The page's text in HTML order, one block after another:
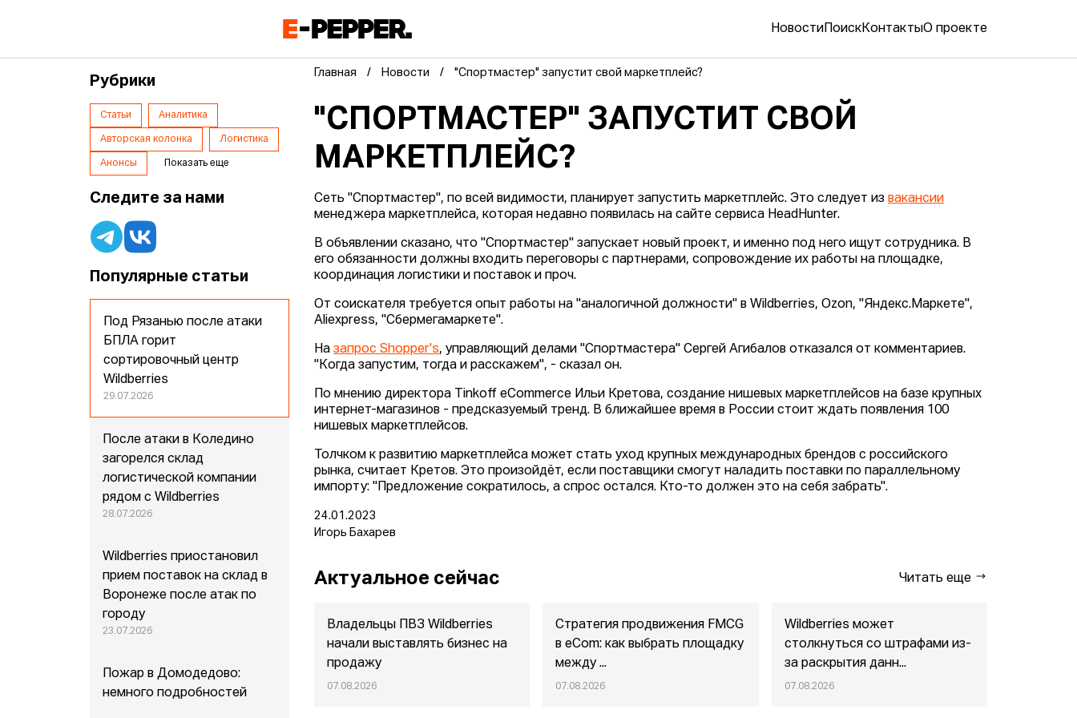
Новости ПоискКонтактыО проекте
Главная Новости "Спортмастер" запустит свой маркетплейс?
"СПОРТМАСТЕР" ЗАПУСТИТ СВОЙ
МАРКЕТПЛЕЙС?
Сеть "Спортмастер", по всей видимости, планирует запустить маркетплейс. Это следует извакансии
менеджера маркетплейса, которая недавно появилась на сайте сервиса HeadHunter.
В объявлении сказано, что "Спортмастер" запускает новый проект, и именно под него ищут сотрудника. В
его обязанности должны входить переговоры с партнерами, сопровождение их работы на площадке,
координация логистики и поставок и проч.
От соискателя требуется опыт работы на "аналогичной должности" в Wildberries, Ozon, "Яндекс.Маркете",
Aliexpress, "Сбермегамаркете".
Назапрос Shopper's, управляющий делами "Спортмастера" Сергей Агибалов отказался от комментариев.
"Когда запустим, тогда и расскажем", - сказал он.
По мнению директора Tinkoff eCommerce Ильи Кретова, создание нишевых маркетплейсов на базе крупных
интернет-магазинов - предсказуемый тренд. В ближайшее время в России стоит ждать появления 100
нишевых маркетплейсов.
Толчком к развитию маркетплейса может стать уход крупных международных брендов с российского
рынка, считает Кретов. Это произойдёт, если поставщики смогут наладить поставки по параллельному
импорту: "Предложение сократилось, а спрос остался. Кто-то должен это на себя забрать".
24.01.2023
Игорь Бахарев
Актуальное сейчас Читать еще
Владельцы ПВЗ Wildberries
начали выставлять бизнес на
продажу
07.08.2026
Стратегия продвижения FMCG
в eСom: как выбрать площадку
между ...
07.08.2026
Wildberries может
столкнуться со штрафами из-
за раскрытия данн...
07.08.2026
Рубрики
Статьи Аналитика
Авторская колонка Логистика
Анонсы Показать еще
Следите за нами
Популярные статьи
Под Рязанью после атаки
БПЛА горит
сортировочный центр
Wildberries
29.07.2026
После атаки в Коледино
загорелся склад
логистической компании
рядом с Wildberries
28.07.2026
Wildberries приостановил
прием поставок на склад в
Воронеже после атак по
городу
23.07.2026
Пожар в Домодедово:
немного подробностей